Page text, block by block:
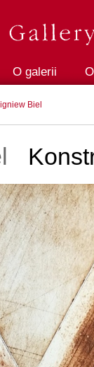
O galerii
Biel